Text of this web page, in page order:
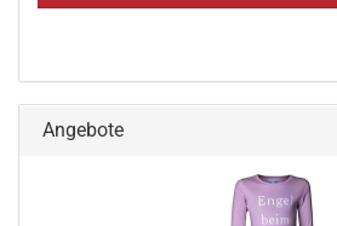
Angebote